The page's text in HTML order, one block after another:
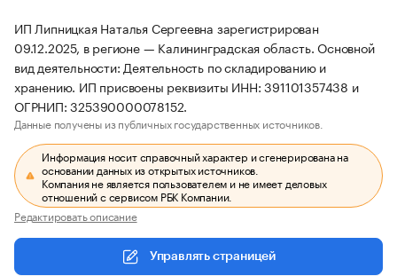
ИП Липницкая Наталья Сергеевна зарегистрирован
09.12.2025, в регионе — Калининградская область. Основной
вид деятельности: Деятельность по складированию и
хранению. ИП присвоены реквизиты ИНН: 391101357438 и
ОГРНИП: 325390000078152.
Данные получены из публичных государственных источников.
Информация носит справочный характер и сгенерирована на
основании данных из открытых источников.
Компания не является пользователем и не имеет деловых
отношений с сервисом РБК Компании.
Редактировать описание
Управлять страницей